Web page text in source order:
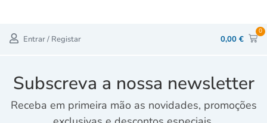
Entrar / Registar 0,00 €
0
Subscreva a nossa newsletter
Receba em primeira mão as novidades, promoções